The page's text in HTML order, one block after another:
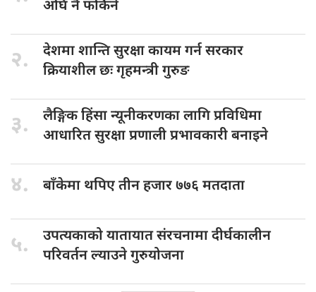
अघि नै फर्किने
२. देशमा शान्तिसुरक्षा कायम गर्न सरकार
क्रियाशील छः गृहमन्त्री गुरुङ
३. लैङ्गिक हिंसान्यूनीकरणका लागि प्रविधिमा
आधारित सुरक्षा प्रणाली प्रभावकारी बनाइने
४. बाँकेमा थपिएतीन हजार ७७६ मतदाता
५. उपत्यकाको यातायातसंरचनामा दीर्घकालीन
परिवर्तन ल्याउने गुरुयोजना